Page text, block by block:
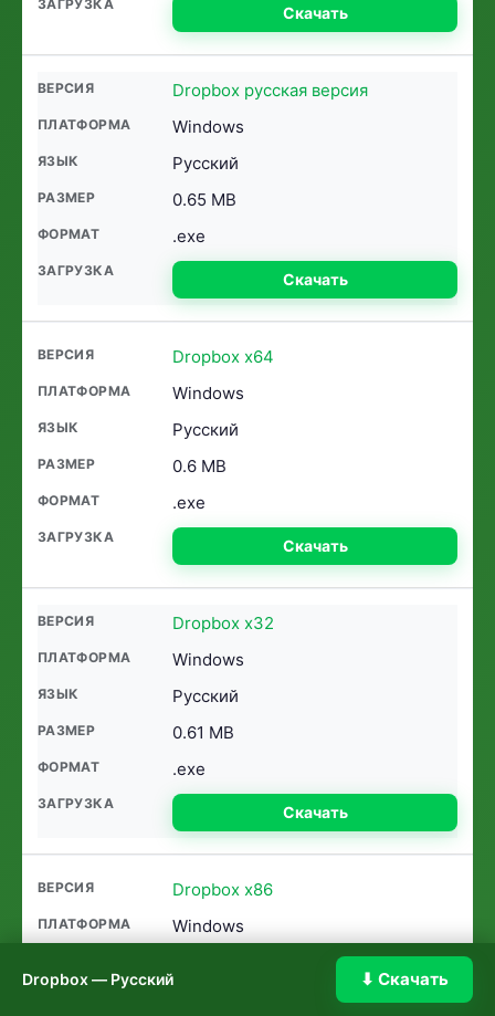
Скачать
Dropbox русская версия
Windows
Русский
0.65 MB
.exe
Скачать
Dropbox x64
Windows
Русский
0.6 MB
.exe
Скачать
Dropbox x32
Windows
Русский
0.61 MB
.exe
Скачать
Dropbox x86
Windows
Dropbox — Русский ⬇ Скачать